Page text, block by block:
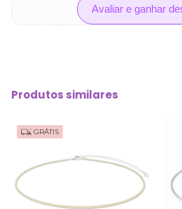
Avaliar e ganhar
Produtos similares
GRÁTIS